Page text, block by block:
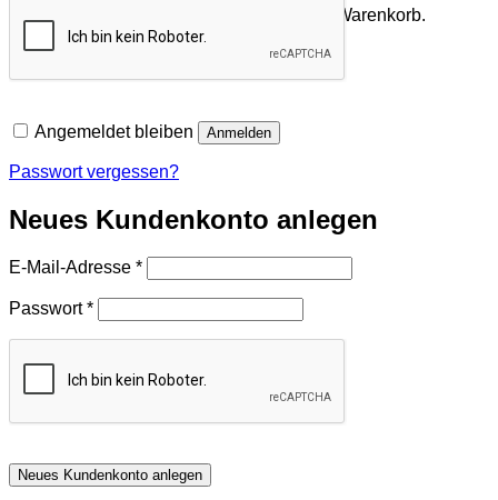
Es befinden sich keine Produkte im Warenkorb.
Zurück zum Shop
Angemeldet bleiben Anmelden
Passwort vergessen?
Neues Kundenkonto anlegen
E-Mail-Adresse *Erforderlich
Passwort*Erforderlich
Neues Kundenkonto anlegen